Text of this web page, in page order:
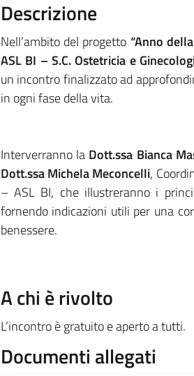
Descrizione
Nell’ambito del progetto “Anno
ASL BI – S.C. Ostetricia e
un incontro finalizzato ad
in ogni fase della vita.
Interverranno la Dott.ssa Bianca
Dott.ssa Michela Meconcelli,
– ASL BI, che illustreranno i
fornendo indicazioni utili per una
benessere.
A chi è rivolto
L’incontro è gratuito e aperto a tutti.
Documenti allegati